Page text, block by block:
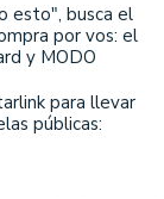
esto", busca el
por vos: el
y MODO
para llevar
públicas: